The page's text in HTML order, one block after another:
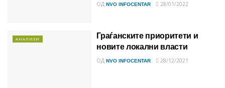
ОД NVO INFOCENTAR 28/01/2022
АНАЛИЗИ
Граѓанските приоритети и
новите локални власти
ОД NVO INFOCENTAR 28/12/2021